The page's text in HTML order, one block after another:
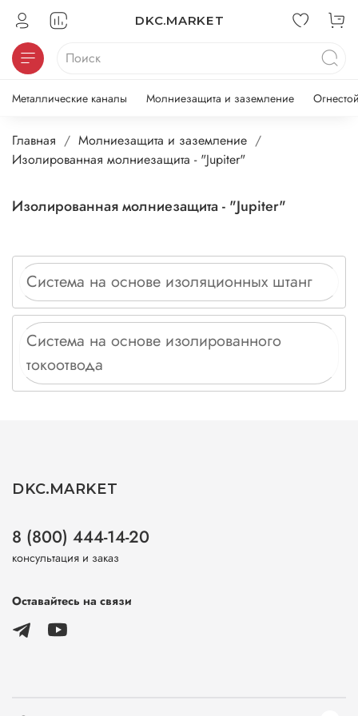
DKC.MARKET
Металлические каналы Молниезащита и заземление
Главная
Молниезащита и заземление
Изолированная молниезащита - "Jupiter"
Изолированная молниезащита - "Jupiter"
Система на основе изоляционных штанг
Система на основе изолированного
токоотвода
DKC.MARKET
8 (800) 444-14-20
консультация и заказ
Оставайтесь на связи